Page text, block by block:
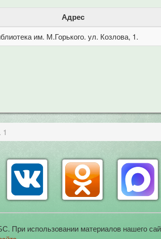
Адрес
им. М.Горького. ул. Козлова, 1.
При использовании материалов нашего